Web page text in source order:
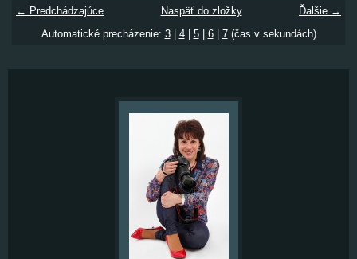
← Predchádzajúce Ďalšie →
Naspäť do zložky
Automatické precházenie: 3| 4| 5| 6| 7(čas v sekundách)